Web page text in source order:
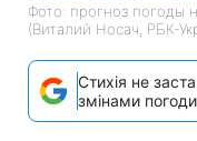
Фото: прогноз погоды
(Виталий Носач, РБК-
Стихія не
змінами